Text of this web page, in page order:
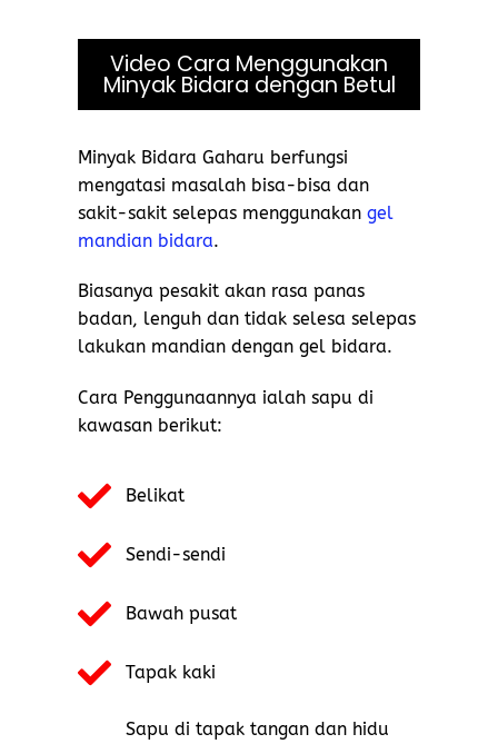
Video Cara Menggunakan
Minyak Bidara dengan Betul
Minyak Bidara Gaharu berfungsi
mengatasi masalah bisa-bisa dan
sakit-sakit selepas menggunakan gel
mandian bidara.
Biasanya pesakit akan rasa panas
badan, lenguh dan tidak selesa selepas
lakukan mandian dengan gel bidara.
Cara Penggunaannya ialah sapu di
kawasan berikut:
Belikat
Sendi-sendi
Bawah pusat
Tapak kaki
Sapu di tapak tangan dan hidu